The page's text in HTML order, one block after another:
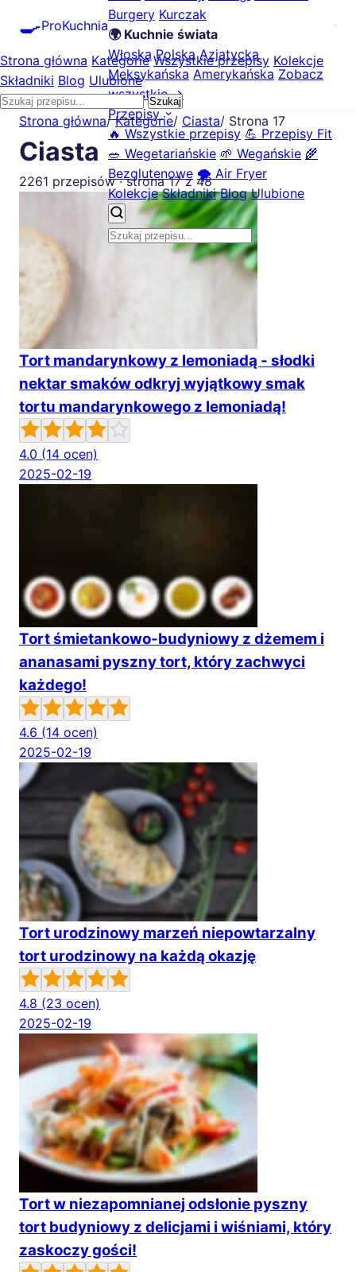
🍳ProKuchnia
Burgery Kurczak
🌍 Kuchnie świata
Włoska Polska Azjatycka
Meksykańska Amerykańska Zobacz
wszystkie →
Przepisy
🔥 Wszystkie przepisy 💪 Przepisy Fit
🥗 Wegetariańskie 🌱 Wegańskie 🌾
Bezglutenowe 🌪️ Air Fryer
Kolekcje Składniki Blog Ulubione
Strona główna Kategorie Wszystkie przepisy Kolekcje
Składniki Blog Ulubione
Szukaj
Strona główna/ Kategorie/ Ciasta/ Strona 17
Ciasta
2261 przepisów · strona 17 z 48
Tort mandarynkowy z lemoniadą - słodki
nektar smaków odkryj wyjątkowy smak
tortu mandarynkowego z lemoniadą!
4.0 (14 ocen)
2025-02-19
Tort śmietankowo-budyniowy z dżemem i
ananasami pyszny tort, który zachwyci
każdego!
4.6 (14 ocen)
2025-02-19
Tort urodzinowy marzeń niepowtarzalny
tort urodzinowy na każdą okazję
4.8 (23 ocen)
2025-02-19
Tort w niezapomnianej odsłonie pyszny
tort budyniowy z delicjami i wiśniami, który
zaskoczy gości!